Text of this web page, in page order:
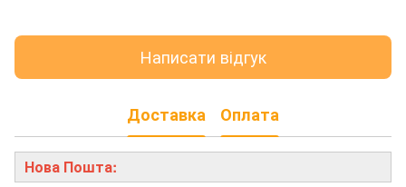
Написати відгук
Доставка Оплата
Нова Пошта: